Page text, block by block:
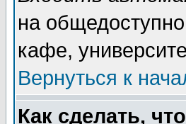
на
кафе,
Вернуться к
Как сделать,